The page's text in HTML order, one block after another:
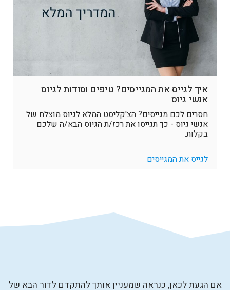
איך לגייס את המגייסים? טיפים וסודות לגיוס
אנשי גיוס
חסרים לכם מגייסים? הצ'קליסט המלא לגיוס מוצלח של
אנשי גיוס - כך תגייסו את רכז/ת הגיוס הבא/ה שלכם
בקלות.
לגייס את המגייסים
אם הגעת לכאן, כנראה שמעניין אותך להתקדם לדור הבא של